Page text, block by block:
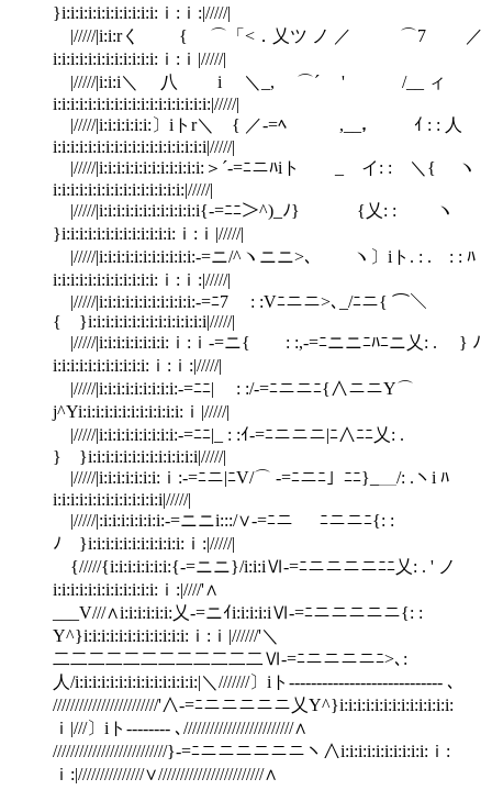
}i:i:i:i:i:i:i:i:i:i:i:ｉ:ｉ:|/////|
|/////|i:i:rく { ⌒「<．乂ツ ノ ／ ⌒7 ／
i:i:i:i:i:i:i:i:i:i:i:i:ｉ:ｉ|/////|
|/////|i:i:i＼ 八 i ＼_, ⌒´ ' /__ ィ
i:i:i:i:i:i:i:i:i:i:i:i:i:i:i:i:i:i:|/////|
|/////|i:i:i:i:i:i:〕iトr＼ { ／-=ﾍ ,__， ｲ : : 人
i:i:i:i:i:i:i:i:i:i:i:i:i:i:i:i:i:i|/////|
|/////|i:i:i:i:i:i:i:i:i:i:i:i:＞´-=ﾆニﾊiト _ イ: : ＼{ ヽ
i:i:i:i:i:i:i:i:i:i:i:i:i:i:i:|/////|
|/////|i:i:i:i:i:i:i:i:i:i:i:i{-=ﾆﾆ＞^)_ﾉ} {乂: : ヽ
}i:i:i:i:i:i:i:i:i:i:i:i:i:ｉ:ｉ|/////|
|/////|i:i:i:i:i:i:i:i:i:i:i:-=ニ/^ヽニニ>､ ヽ〕iト. : . : : ﾊ
i:i:i:i:i:i:i:i:i:i:i:i:ｉ:ｉ:|/////|
|/////|i:i:i:i:i:i:i:i:i:i:i:-=ﾆ7 : :Vﾆニニ>､_/ﾆニ{ ⌒＼
{ }i:i:i:i:i:i:i:i:i:i:i:i:i:i|/////|
|/////|i:i:i:i:i:i:i:i:ｉ:ｉ-=ニ{ : :,-=ﾆニニﾆﾊﾆニ乂: . } ﾉ
i:i:i:i:i:i:i:i:i:i:i:ｉ:ｉ:|/////|
|/////|i:i:i:i:i:i:i:i:i:-=ﾆﾆ| : :/-=ﾆニニﾆ{∧ニニY⌒
j^Yi:i:i:i:i:i:i:i:i:i:i:i:ｉ|/////|
|/////|i:i:i:i:i:i:i:i:i:-=ﾆﾆ|_ : :ｲ-=ﾆニニニ|ﾆ∧ﾆﾆ乂: .
} }i:i:i:i:i:i:i:i:i:i:i:i:i|/////|
|/////|i:i:i:i:i:i:i:ｉ:-=ﾆニ|ﾆV/⌒ -=ﾆニﾆ」ﾆﾆ}_＿/: .ヽi ﾊ
i:i:i:i:i:i:i:i:i:i:i:i:i|/////|
|/////|:i:i:i:i:i:i:i:-=ニニi:::/∨-=ﾆニ ￣ ﾆニニﾆ{: :
ﾉ }i:i:i:i:i:i:i:i:i:i:i:ｉ:|/////|
{/////{i:i:i:i:i:i:i:{-=ニニ}/i:i:iⅥ-=ﾆニニニニﾆﾆ乂: . ' ノ
i:i:i:i:i:i:i:i:i:i:i:i:ｉ:|////'∧
___V///∧i:i:i:i:i:i:乂-=ニｲi:i:i:i:iⅥ-=ﾆニニニニニ{: :
Y^}i:i:i:i:i:i:i:i:i:i:i:i:ｉ:ｉ|//////'＼
二二二二二二二二二二二二Ⅵ-=ﾆニニニニﾆ>､:
人/i:i:i:i:i:i:i:i:i:i:i:i:i:i:|＼///////〕iト---------------------------- ､
////////////////////////'∧-=ﾆニニニニニ乂Y^}i:i:i:i:i:i:i:i:i:i:i:i:i:
ｉ|///〕iト-------- ､/////////////////////////∧
//////////////////////////}-=ﾆニニニニニニヽ∧i:i:i:i:i:i:i:i:i:i:ｉ:
ｉ:|///////////////∨////////////////////////∧